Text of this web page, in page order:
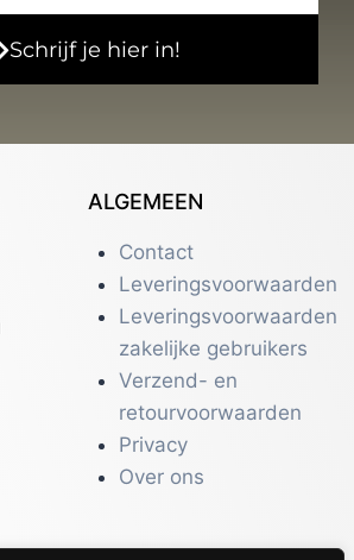
Schrijf je hier in!
ALGEMEEN
Contact
Leveringsvoorwaarden
Leveringsvoorwaarden
zakelijke gebruikers
Verzend- en
retourvoorwaarden
Privacy
Over ons